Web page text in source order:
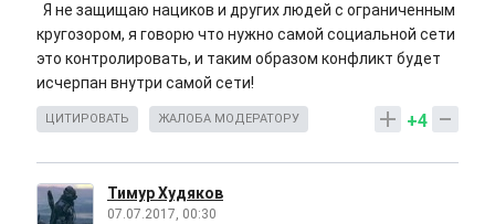
Я не защищаю нациков и других людей с ограниченным
кругозором, я говорю что нужно самой социальной сети
это контролировать, и таким образом конфликт будет
исчерпан внутри самой сети!
+4
ЦИТИРОВАТЬ ЖАЛОБА МОДЕРАТОРУ
Тимур Худяков
07.07.2017, 00:30